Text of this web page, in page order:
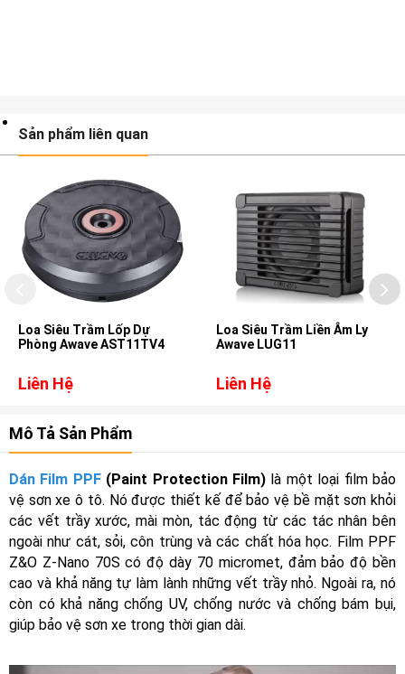
Sản phẩm liên quan
Loa Siêu Trầm Lốp Dự
Phòng Awave AST11TV4
Liên Hệ
Loa Siêu Trầm Liền Âm Ly
Awave LUG11
Liên Hệ
Mô Tả Sản Phẩm
Dán Film PPF(Paint Protection Film) là một loại film bảo
vệ sơn xe ô tô. Nó được thiết kế để bảo vệ bề mặt sơn khỏi
các vết trầy xước, mài mòn, tác động từ các tác nhân bên
ngoài như cát, sỏi, côn trùng và các chất hóa học. Film PPF
Z&O Z-Nano 70S có độ dày 70 micromet, đảm bảo độ bền
cao và khả năng tự làm lành những vết trầy nhỏ. Ngoài ra, nó
còn có khả năng chống UV, chống nước và chống bám bụi,
giúp bảo vệ sơn xe trong thời gian dài.